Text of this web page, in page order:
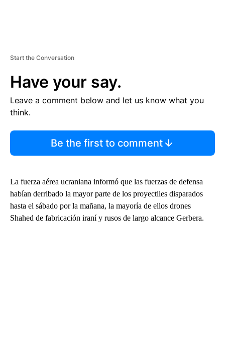
Start the Conversation
Have your say.
Leave a comment below and let us know what you
think.
Be the first to comment
La fuerza aérea ucraniana informó que las fuerzas de defensa
habían derribado la mayor parte de los proyectiles disparados
hasta el sábado por la mañana, la mayoría de ellos drones
Shahed de fabricación iraní y rusos de largo alcance Gerbera.